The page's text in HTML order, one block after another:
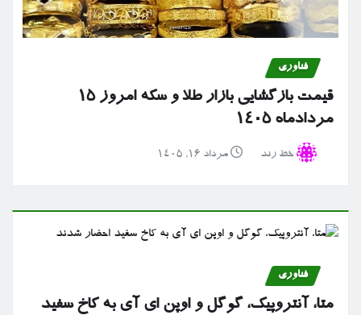
فناوری
قیمت بازگشایی بازار طلا و سکه امروز ۱۵
مردادماه ۱۴۰۵
خط رند مرداد ۱۶, ۱۴۰۵
فناوری
متا، آنتروپیک، گوگل و اوپن ای آی به کاخ سفید